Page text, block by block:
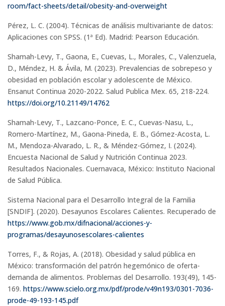
room/fact-sheets/detail/obesity-and-overweight
Pérez, L. C. (2004). Técnicas de análisis multivariante de datos:
Aplicaciones con SPSS. (1ª Ed). Madrid: Pearson Educación.
Shamah-Levy, T., Gaona, E., Cuevas, L., Morales, C., Valenzuela,
D., Méndez, H. & Ávila, M. (2023). Prevalencias de sobrepeso y
obesidad en población escolar y adolescente de México.
Ensanut Continua 2020-2022. Salud Publica Mex. 65, 218-224.
https://doi.org/10.21149/14762
Shamah-Levy, T., Lazcano-Ponce, E. C., Cuevas-Nasu, L.,
Romero-Martínez, M., Gaona-Pineda, E. B., Gómez-Acosta, L.
M., Mendoza-Alvarado, L. R., & Méndez-Gómez, I. (2024).
Encuesta Nacional de Salud y Nutrición Continua 2023.
Resultados Nacionales. Cuernavaca, México: Instituto Nacional
de Salud Pública.
Sistema Nacional para el Desarrollo Integral de la Familia
[SNDIF]. (2020). Desayunos Escolares Calientes. Recuperado de
https://www.gob.mx/difnacional/acciones-y-
programas/desayunosescolares-calientes
Torres, F., & Rojas, A. (2018). Obesidad y salud pública en
México: transformación del patrón hegemónico de oferta-
demanda de alimentos. Problemas del Desarrollo. 193(49), 145-
169. https://www.scielo.org.mx/pdf/prode/v49n193/0301-7036-
prode-49-193-145.pdf